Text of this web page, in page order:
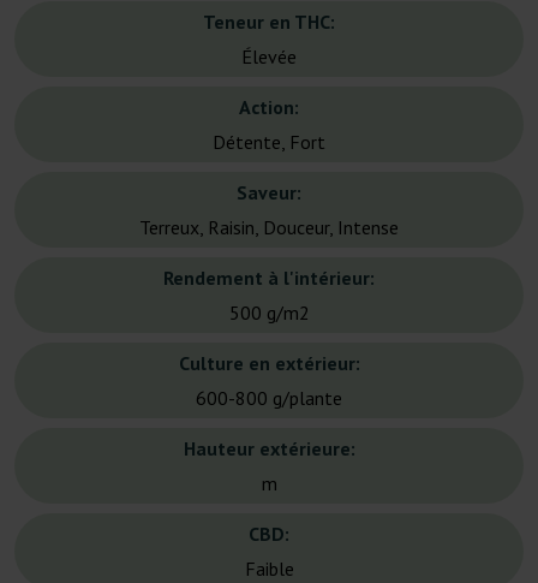
Teneur en THC:
Élevée
Action:
Détente, Fort
Saveur:
Terreux, Raisin, Douceur, Intense
Rendement à l'intérieur:
500 g/m2
Culture en extérieur:
600-800 g/plante
Hauteur extérieure:
m
CBD:
Faible